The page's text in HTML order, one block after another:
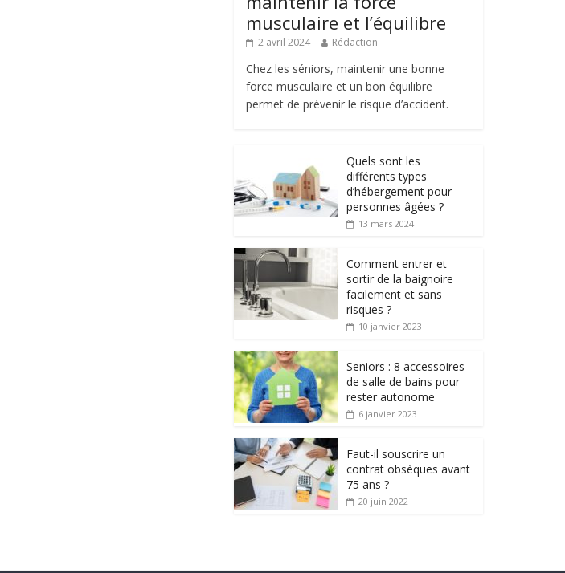
musculaire et l’équilibre
2 avril 2024 Rédaction
Chez les séniors, maintenir une bonne
force musculaire et un bon équilibre
permet de prévenir le risque d’accident.
Quels sont les
différents types
d’hébergement pour
personnes âgées ?
13 mars 2024
Comment entrer et
sortir de la baignoire
facilement et sans
risques ?
10 janvier 2023
Seniors : 8 accessoires
de salle de bains pour
rester autonome
6 janvier 2023
Faut-il souscrire un
contrat obsèques avant
75 ans ?
20 juin 2022